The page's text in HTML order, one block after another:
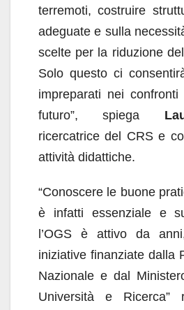
terremoti, costruire
adeguate e sulla
scelte per la riduzione
Solo questo ci
impreparati nei
futuro”, spiega
ricercatrice del CRS e
attività didattiche.
“Conoscere le buone
è infatti essenziale e
l’OGS è attivo da
iniziative finanziate dalla
Nazionale e dal
Università e Ricerca”